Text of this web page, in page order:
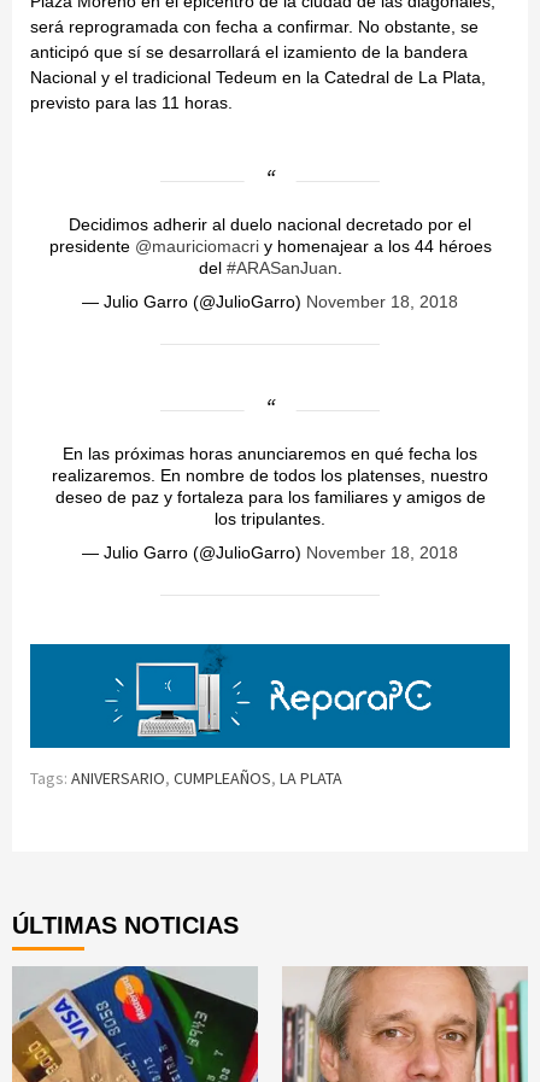
será reprogramada con fecha a confirmar. No obstante, se
anticipó que sí se desarrollará el izamiento de la bandera
Nacional y el tradicional Tedeum en la Catedral de La Plata,
previsto para las 11 horas.
Decidimos adherir al duelo nacional decretado por el
presidente @mauriciomacriy homenajear a los 44 héroes
del #ARASanJuan
— Julio Garro (@JulioGarro) November 18, 2018
En las próximas horas anunciaremos en qué fecha los
realizaremos. En nombre de todos los platenses, nuestro
deseo de paz y fortaleza para los familiares y amigos de
los tripulantes.
— Julio Garro (@JulioGarro) November 18, 2018
Tags: ANIVERSARIO, CUMPLEAÑOS, LA PLATA
ÚLTIMAS NOTICIAS